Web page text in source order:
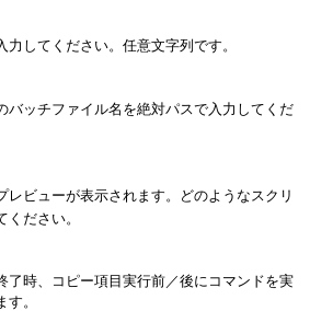
力してください。任意文字列です。
バッチファイル名を絶対パスで入力してくだ
レビューが表示されます。どのようなスクリ
ださい。
了時、コピー項目実行前／後にコマンドを実
。